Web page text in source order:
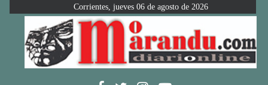
Corrientes, jueves 06 de agosto de 2026